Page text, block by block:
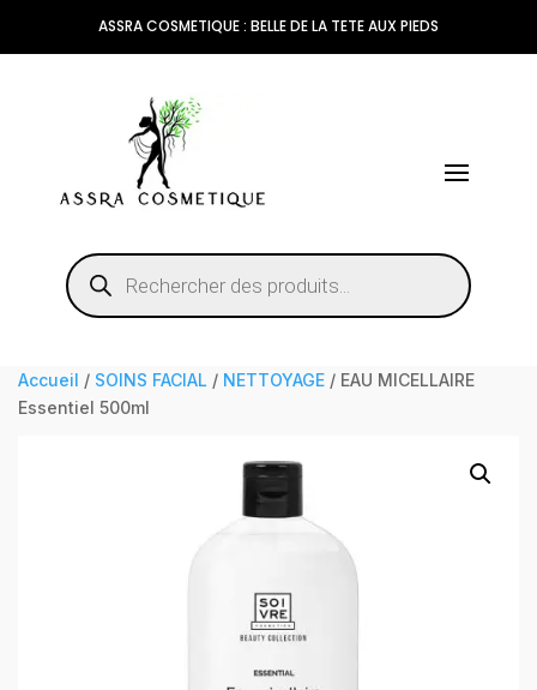
ASSRA COSMETIQUE : BELLE DE LA TETE AUX PIEDS
Recherche
de
produits
Accueil / SOINS FACIAL / NETTOYAGE / EAU MICELLAIRE
Essentiel 500ml